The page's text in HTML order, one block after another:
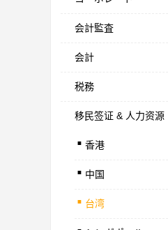
会計監査
会計
税務
移民签证 & 人力资源
. 香港
. 中国
. 台湾
.